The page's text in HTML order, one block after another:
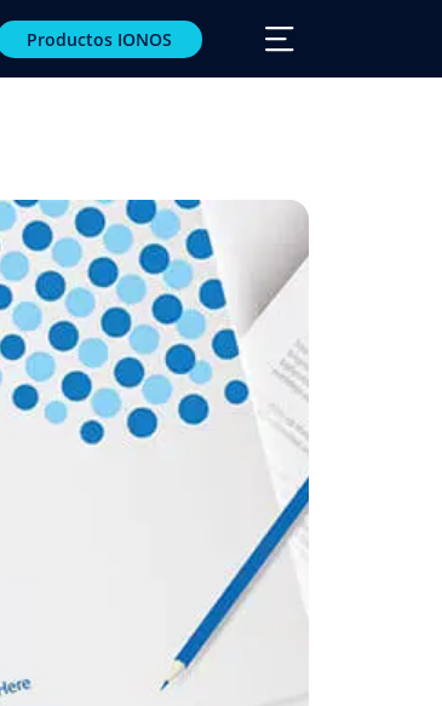
Productos IONOS